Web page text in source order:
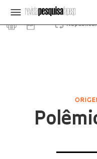
Republicar